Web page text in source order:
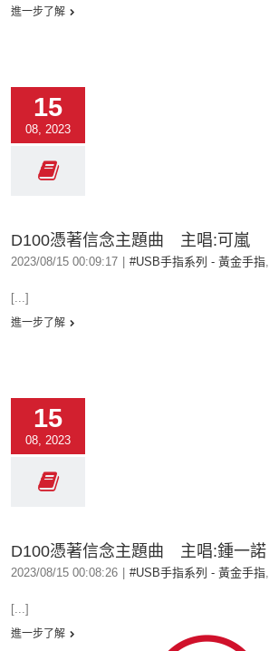
進一步了解
15
08, 2023
D100憑著信念主題曲 主唱:可嵐
2023/08/15 00:09:17 #USB手指系列 - 黃金手指,
[...]
進一步了解
15
08, 2023
D100憑著信念主題曲 主唱:鍾一諾
2023/08/15 00:08:26 #USB手指系列 - 黃金手指,
[...]
進一步了解